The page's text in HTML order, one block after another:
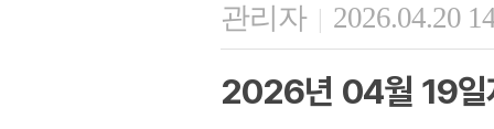
관리자 | 2026.04.20
2026년 04월 19일